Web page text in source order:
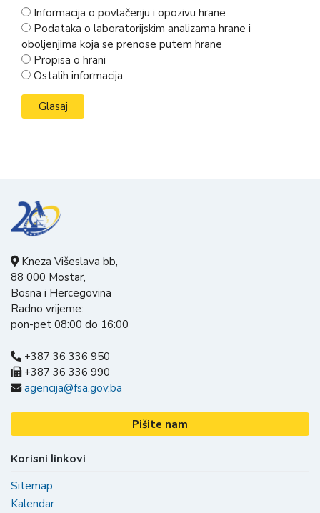
Informacija o povlačenju i opozivu hrane
Podataka o laboratorijskim analizama hrane i
oboljenjima koja se prenose putem hrane
Propisa o hrani
Ostalih informacija
Kneza Višeslava bb,
88 000 Mostar,
Bosna i Hercegovina
Radno vrijeme:
pon-pet 08:00 do 16:00
+387 36 336 950
+387 36 336 990
agencija@fsa.gov.ba
Pišite nam
Korisni linkovi
Sitemap
Kalendar